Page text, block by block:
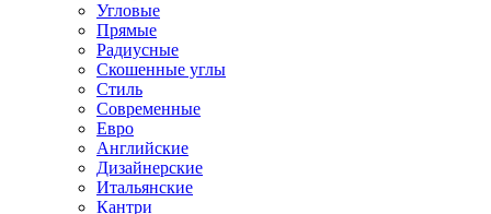
Угловые
Прямые
Радиусные
Скошенные углы
Стиль
Современные
Евро
Английские
Дизайнерские
Итальянские
Кантри